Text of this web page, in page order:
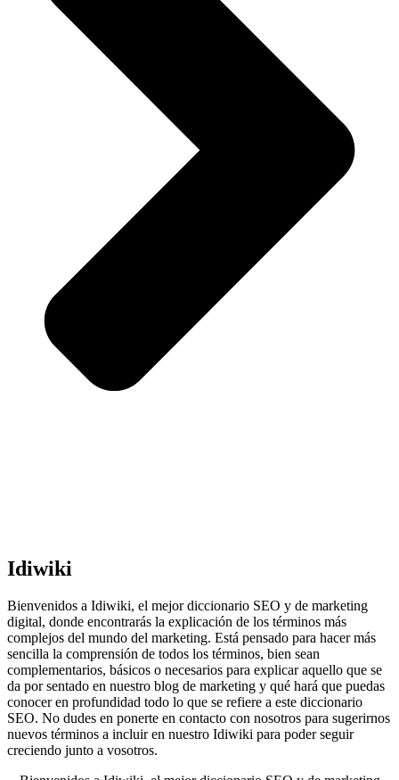
Idiwiki
Bienvenidos a Idiwiki, el mejor diccionario SEO y de marketing
digital, donde encontrarás la explicación de los términos más
complejos del mundo del marketing. Está pensado para hacer más
sencilla la comprensión de todos los términos, bien sean
complementarios, básicos o necesarios para explicar aquello que se
da por sentado en nuestro blog de marketing y qué hará que puedas
conocer en profundidad todo lo que se refiere a este diccionario
SEO. No dudes en ponerte en contacto con nosotros para sugerirnos
nuevos términos a incluir en nuestro Idiwiki para poder seguir
creciendo junto a vosotros.